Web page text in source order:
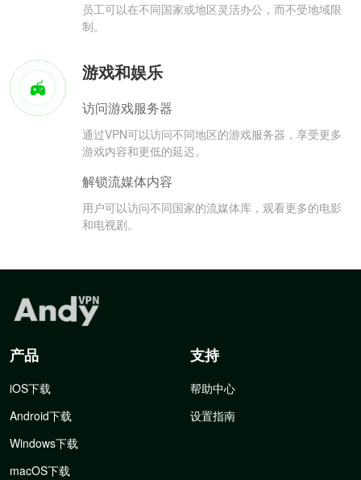
员工可以在不同国家或地区灵活办公，而不受地域限
制。
游戏和娱乐
访问游戏服务器
通过VPN可以访问不同地区的游戏服务器，享受更多
游戏内容和更低的延迟。
解锁流媒体内容
用户可以访问不同国家的流媒体库，观看更多的电影
和电视剧。
产品
iOS下载
Android下载
Windows下载
macOS下载
支持
帮助中心
设置指南